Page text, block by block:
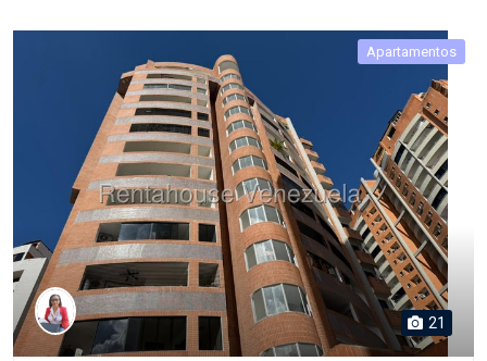
Apartamentos
21